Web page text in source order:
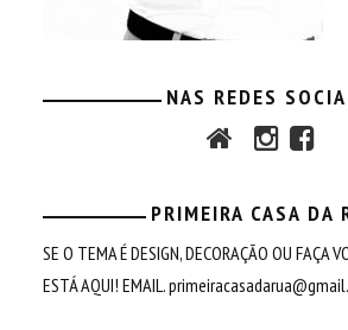
NAS REDES
PRIMEIRA CASA DA
SE O TEMA É DESIGN, DECORAÇÃO OU FAÇA
ESTÁ AQUI! EMAIL.